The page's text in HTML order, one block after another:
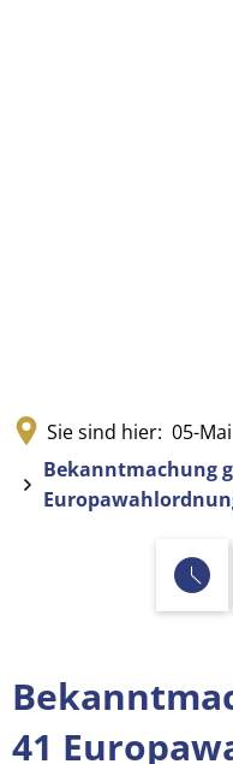
Sie sind hier: 05-Mai
Bekanntmachung
41